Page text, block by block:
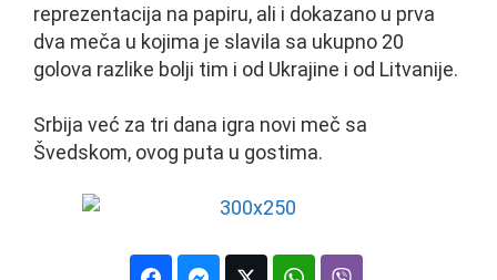
reprezentacija na papiru, ali i dokazano u prva
dva meča u kojima je slavila sa ukupno 20
golova razlike bolji tim i od Ukrajine i od Litvanije.
Srbija već za tri dana igra novi meč sa
Švedskom, ovog puta u gostima.